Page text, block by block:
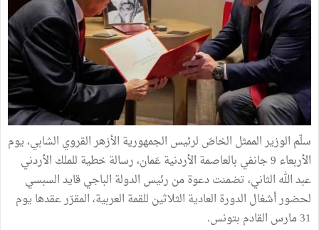
سلّم الوزير الممثل الخاصّ لرئيس الجمهورية الأزهر القروي الشابي، يوم
الأربعاء 9 جانفي بالعاصمة الأردنية عَمان، رسالة خطية للملك الأردني
عبد الله الثاني، تضمنت دعوة من رئيس الدولة الباجي قايد السبسي
لحضور أشغال الدورة العادية الثلاثين للقمة العربية، المقرّر عقدها يوم
31 مارس القادم بتونس.